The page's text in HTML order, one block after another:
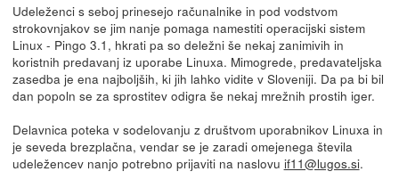
Udeleženci s seboj prinesejo računalnike in pod vodstvom
strokovnjakov se jim nanje pomaga namestiti operacijski sistem
Linux - Pingo 3.1, hkrati pa so deležni še nekaj zanimivih in
koristnih predavanj iz uporabe Linuxa. Mimogrede, predavateljska
zasedba je ena najboljših, ki jih lahko vidite v Sloveniji. Da pa bi bil
dan popoln se za sprostitev odigra še nekaj mrežnih prostih iger.
Delavnica poteka v sodelovanju z društvom uporabnikov Linuxa in
je seveda brezplačna, vendar se je zaradi omejenega števila
udeležencev nanjo potrebno prijaviti na naslovu if11@lugos.si.